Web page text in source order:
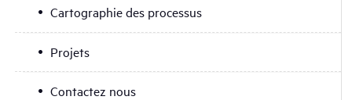
Cartographie des processus
Projets
Contactez nous